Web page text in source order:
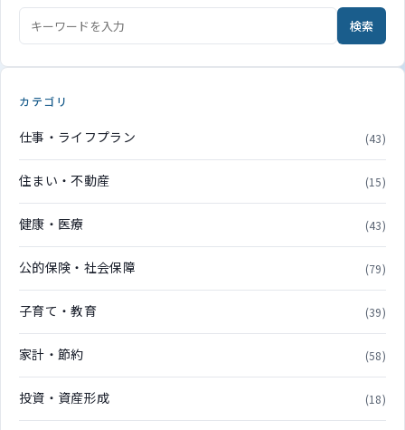
検索
カテゴリ
仕事・ライフプラン (43)
住まい・不動産 (15)
健康・医療 (43)
公的保険・社会保障 (79)
子育て・教育 (39)
家計・節約 (58)
投資・資産形成 (18)